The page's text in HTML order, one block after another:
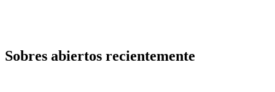
Sobres abiertos recientemente